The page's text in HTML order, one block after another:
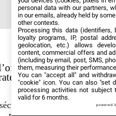
: des
« Hugging
vient de basculer
personal data with our partners,
in our emails, already held by
other contexts.
Processing this data (identifiers,
loyalty programs, IP, postal
geolocation, etc.) allows
content, commercial offers and
(including by email, post, SMS,
them, measuring their
You can "accept all" and
"cookie" icon. You can also "set
processing activities not subject
valid for 6 months.
powered